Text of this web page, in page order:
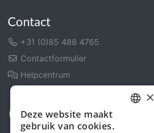
Contact
+31 (0)85 488 4765
Contactformulier
Helpcentrum
×
Deze website maakt
gebruik van cookies.